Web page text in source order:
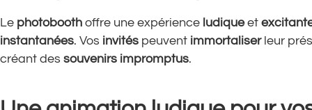
Le photobooth offre une expérience ludiqueet
instantanées. Vos invités peuvent immortaliserleur
créant des souvenirs impromptus.